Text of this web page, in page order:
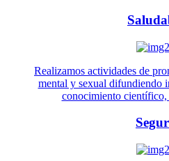
Realizamos actividades de
mental y sexual difundiendo
conocimiento